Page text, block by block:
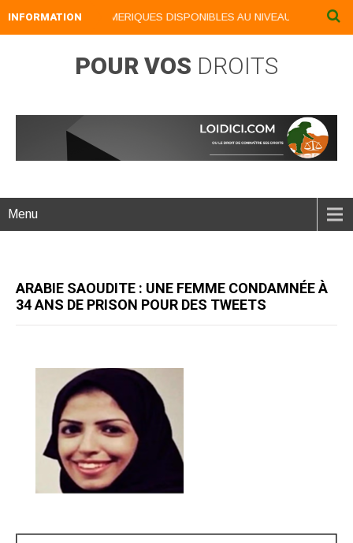
INFORMATION
NOS LIVRES NUMERIQUES DISPONIBLES AU NIVEAU DU MENU
POUR VOS DROITS
Menu
ARABIE SAOUDITE : UNE FEMME CONDAMNÉE À
34 ANS DE PRISON POUR DES TWEETS